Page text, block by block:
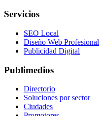
Servicios
SEO Local
Diseño Web Profesional
Publicidad Digital
Publimedios
Directorio
Soluciones por sector
Ciudades